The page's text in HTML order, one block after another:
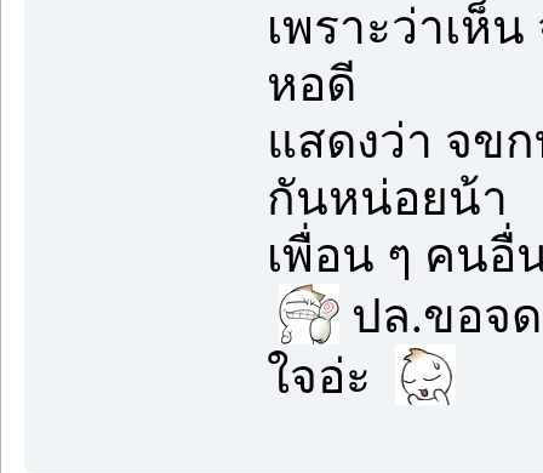
เพราะว่าเห็
หอดี
แสดงว่า จข
กันหน่อยน้า
เพื่อน ๆ คนอื่
ปล.ขอจ
ใจอ่ะ